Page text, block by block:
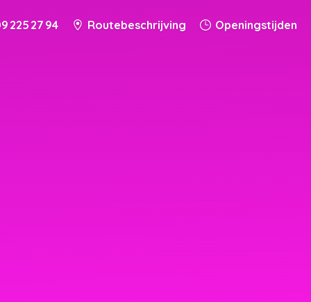
225 27 94 Routebeschrijving Openingstijden